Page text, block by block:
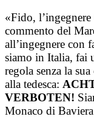
«Fido,
commento del
all’ingegnere con
siamo in Italia, fai
regola senza la
alla tedesca:
VERBOTEN!
Monaco di